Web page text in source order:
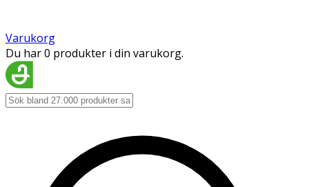
Varukorg
Du har 0 produkter i din varukorg.